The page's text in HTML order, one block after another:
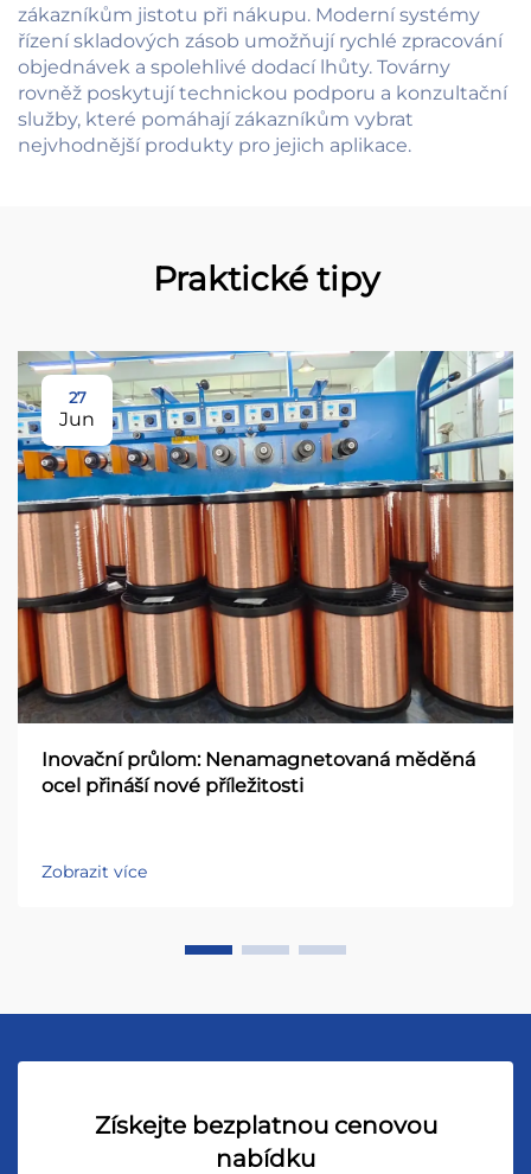
zákazníkům jistotu při nákupu. Moderní systémy
řízení skladových zásob umožňují rychlé zpracování
objednávek a spolehlivé dodací lhůty. Továrny
rovněž poskytují technickou podporu a konzultační
služby, které pomáhají zákazníkům vybrat
nejvhodnější produkty pro jejich aplikace.
Praktické tipy
27
Jun
Inovační průlom: Nenamagnetovaná měděná
ocel přináší nové příležitosti
Zobrazit více
Získejte bezplatnou cenovou
nabídku